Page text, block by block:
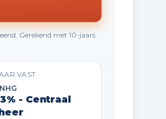
Gerekend met 10-jaars
VAST
- Centraal